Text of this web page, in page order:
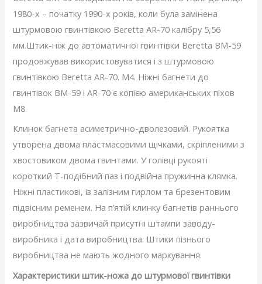
1980-х – початку 1990-х років, коли була замінена
штурмовою гвинтівкою Beretta AR-70 калібру 5,56
мм.Штик-ніж до автоматичної гвинтівки Beretta ВМ-59
продовжував використовуватися і з штурмовою
гвинтівкою Beretta AR-70. М4. Ніжні багнети до
гвинтівок ВМ-59 і AR-70 є копією американських піхов
М8.
Клинок багнета асиметрично-дволезовий. Рукоятка
утворена двома пластмасовими щічками, скріпленими з
хвостовиком двома гвинтами. У голівці рукояті
короткий Т-подібний паз і подвійна пружинна клямка.
Ніжні пластикові, із залізним гирлом та брезентовим
підвісним ременем. На п’ятій клинку багнетів раннього
виробництва зазвичай присутні штампи заводу-
виробника і дата виробництва. Штики пізнього
виробництва не мають жодного маркування.
Характеристики штик-ножа до штурмової гвинтівки